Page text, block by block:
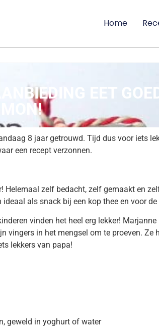
Home
EET
8 jaar getrouwd. Tijd dus voor iets
een recept verzonnen.
Helemaal zelf bedacht, zelf gemaakt en
ideaal als snack bij een kop thee en voor
vinden het heel erg lekker!
vingers in het mengsel om te proeven. Ze
lekkers van papa!
geweld in yoghurt of water